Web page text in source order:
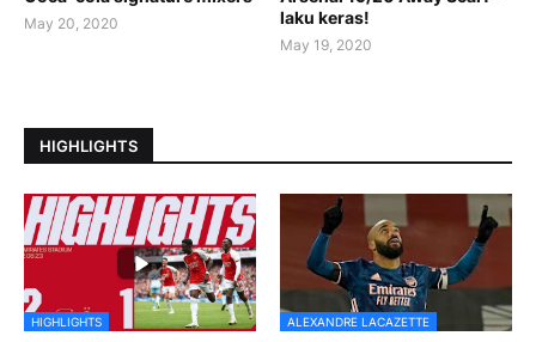
May 20, 2020
laku keras!
May 19, 2020
HIGHLIGHTS
HIGHLIGHTS ALEXANDRE LACAZETTE